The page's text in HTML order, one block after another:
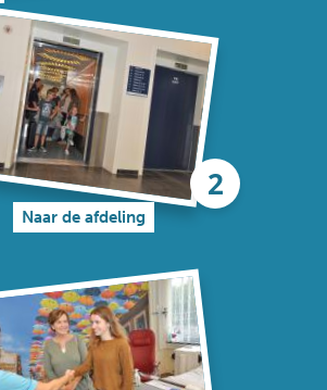
Naar de afdeling